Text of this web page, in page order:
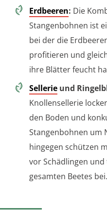
Erdbeeren: Die
Stangenbohnen ist
bei der die
profitieren und
ihre Blätter feucht
Sellerie und
Knollensellerie
den Boden und
Stangenbohnen um
hingegen schützen
vor Schädlingen
gesamten Beetes bei.